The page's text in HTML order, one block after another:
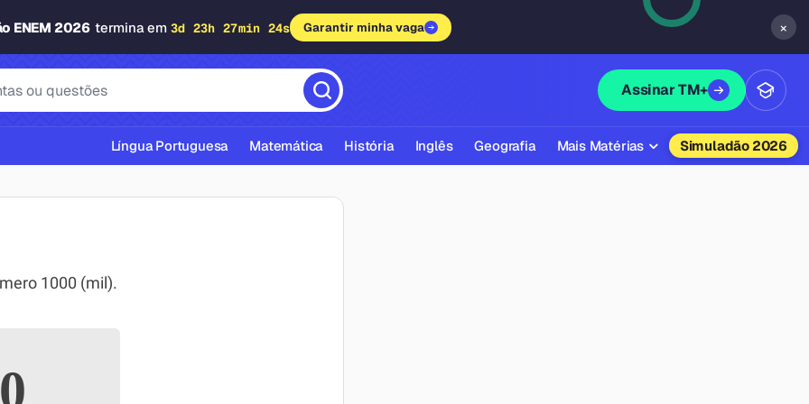
ENEM 2026 termina em 3d 23h 27min 23s Garantir minha vaga ×
Assinar TM+
ABNT
Língua Portuguesa Matemática História Inglês Geografia Mais Matérias Simuladão 2026
1000 (mil).